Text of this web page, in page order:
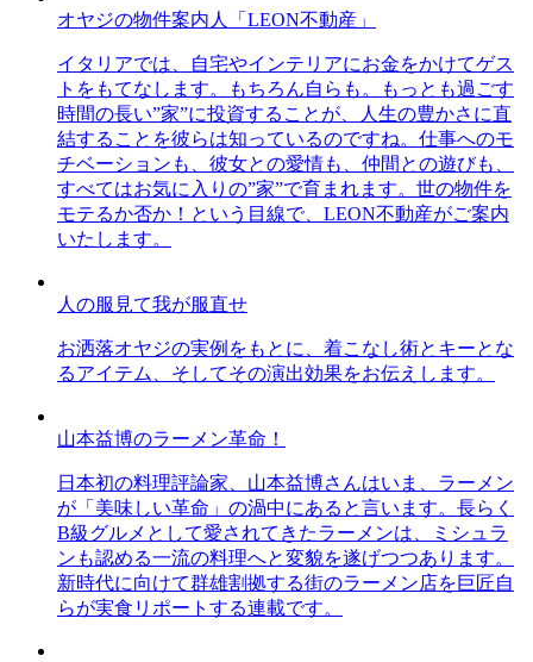
オヤジの物件案内人「LEON不動産」
イタリアでは、自宅やインテリアにお金をかけてゲス
トをもてなします。もちろん自らも。もっとも過ごす
時間の長い”家”に投資することが、人生の豊かさに直
結することを彼らは知っているのですね。仕事へのモ
チベーションも、彼女との愛情も、仲間との遊びも、
すべてはお気に入りの”家”で育まれます。世の物件を
モテるか否か！という目線で、LEON不動産がご案内
いたします。
人の服見て我が服直せ
お洒落オヤジの実例をもとに、着こなし術とキーとな
るアイテム、そしてその演出効果をお伝えします。
山本益博のラーメン革命！
日本初の料理評論家、山本益博さんはいま、ラーメン
が「美味しい革命」の渦中にあると言います。長らく
B級グルメとして愛されてきたラーメンは、ミシュラ
ンも認める一流の料理へと変貌を遂げつつあります。
新時代に向けて群雄割拠する街のラーメン店を巨匠自
らが実食リポートする連載です。